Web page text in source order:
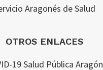
Aragonés de Salud
OTROS ENLACES
19 Salud Pública Aragón